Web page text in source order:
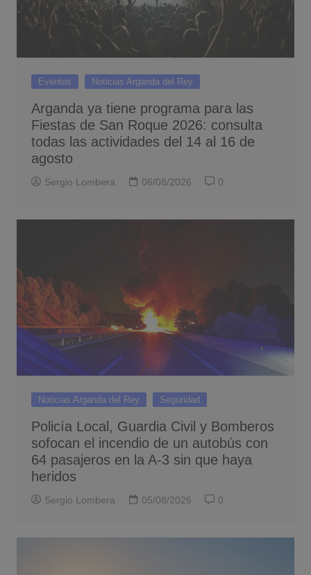
Eventos Noticias Arganda del Rey
Arganda ya tiene programa para las
Fiestas de San Roque 2026: consulta
todas las actividades del 14 al 16 de
agosto
Sergio Lombera 06/08/2026 0
Noticias Arganda del Rey Seguridad
Policía Local, Guardia Civil y Bomberos
sofocan el incendio de un autobús con
64 pasajeros en la A-3 sin que haya
heridos
Sergio Lombera 05/08/2026 0